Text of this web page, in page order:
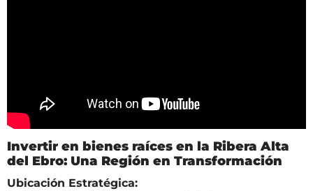
Invertir en bienes raíces en la Ribera Alta
del Ebro: Una Región en Transformación
Ubicación Estratégica: